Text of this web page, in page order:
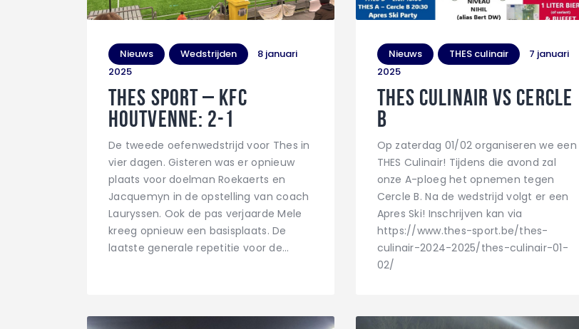
Nieuws Wedstrijden
8 januari
2025
THES Sport – KFC
Houtvenne: 2-1
De tweede oefenwedstrijd voor Thes in
vier dagen. Gisteren was er opnieuw
plaats voor doelman Roekaerts en
Jacquemyn in de opstelling van coach
Lauryssen. Ook de pas verjaarde Mele
kreeg opnieuw een basisplaats. De
laatste generale repetitie voor de…
Nieuws THES culinair
7 januari
2025
THES Culinair vs Cercle
B
Op zaterdag 01/02 organiseren we een
THES Culinair! Tijdens die avond zal
onze A-ploeg het opnemen tegen
Cercle B. Na de wedstrijd volgt er een
Apres Ski! Inschrijven kan via
https://www.thes-sport.be/thes-
culinair-2024-2025/thes-culinair-01-
02/